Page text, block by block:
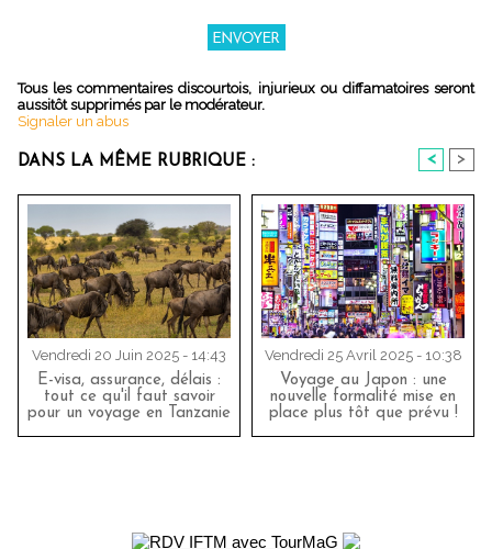
Tous les commentaires discourtois, injurieux ou diffamatoires seront
aussitôt supprimés par le modérateur.
Signaler un abus
DANS LA MÊME RUBRIQUE : < >
Vendredi 20 Juin 2025 - 14:43
E-visa, assurance, délais :
tout ce qu'il faut savoir
pour un voyage en Tanzanie
Vendredi 25 Avril 2025 - 10:38
Voyage au Japon : une
nouvelle formalité mise en
place plus tôt que prévu !